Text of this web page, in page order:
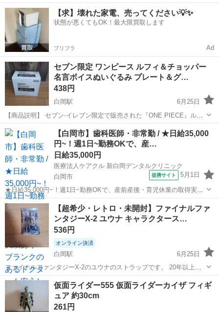
新白岡駅近くでしたらお届けも可能です。遠い方は相談して決めまし
ょう。
埼玉 白岡市 その他 機動戦艦ナデシコ
【求】壊れた家電、売ってください💡✨
状態が悪くてもOK！最大限買取します
プリフラ Ad
セブン限定 ワンピース ルフィ＆チョッパー
名言ボイスぬいぐるみ プレート＆グ…
438円
白岡駅
6月25日
【商品説明】 セブン-イレブン限定で販売された『ONE PIECE』ルフ
ィ＆チョッパーの名言ボイスぬいぐるみの2体セットです。 ※こちら
は「ぬいぐるみのみ」の出品となります。セットのプレートおよびグ
ラスは付属しませんのでご...
埼玉 白岡駅 おもちゃ チョッパー
【白岡市】歯科医師・非常勤 / ★日給35,000
円~！週1日~勤務OKで、産…
日給35,000円
医療法人ケアクル 新白岡デンタルクリニック
白岡市
提携サイト 5月1日
★日給35,000円~！週1日~勤務OKで、産前産後・育児休業の取得実績
あり！ブランクのあるドクターも安心してスタートできます★ 日給：
35,000円~または歩合給（自費25%、保険25%） ※経験、能力による
アクセ...
埼玉 白岡市 その他
【超希少・レトロ・未開封】ファイナルファ
ンタジーX-2 ユウナ キャラクタース…
536円
オンライン決済
白岡駅
6月25日
ファイナルファンタジーX-2のユウナのストラップです。 20年以上前
に発売された当時の公式グッズです。 ​完全未開封・未使用品： 20年以
上前のものですが、パッケージに入ったままの新品状態で残っている
非常に貴重な品です。...
埼玉 白岡市 白岡駅 フィギュア
仮面ライダー555 仮面ライダーカイザ フィギ
ュア 約30cm
261円